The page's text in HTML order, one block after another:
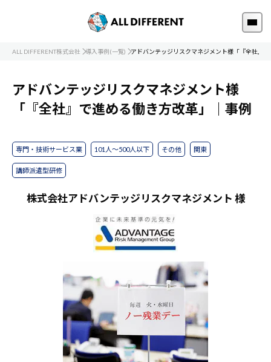
ALL DIFFERENT株式会社 導入事例(一覧) アドバンテッジリスクマネジメント様「『全社』
アドバンテッジリスクマネジメント様
「『全社』で進める働き方改革」｜事例
専門・技術サービス業 101人～500人以下 その他 関東
講師派遣型研修
株式会社アドバンテッジリスクマネジメント 様